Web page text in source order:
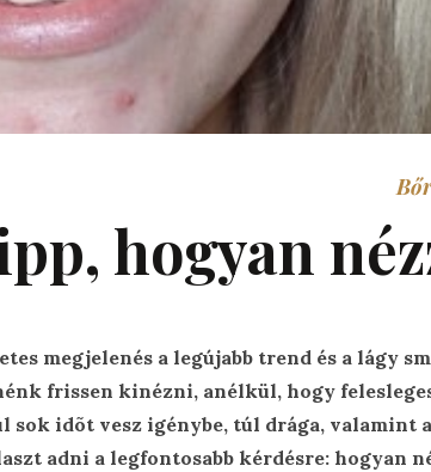
Bőr
hogyan
megjelenés a legújabb trend és a lágy
frissen kinézni, anélkül, hogy
sok idõt vesz igénybe, túl drága, valamint
adni a legfontosabb kérdésre: hogyan